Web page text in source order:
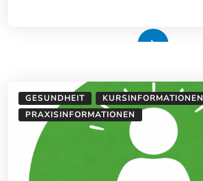
GESUNDHEIT
KURSINFORMATIONEN
PRAXISINFORMATIONEN